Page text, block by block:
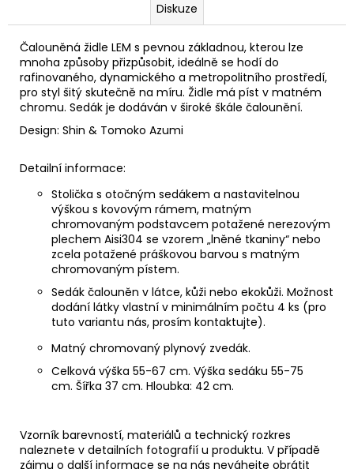
Diskuze
Čalouněná židle LEM s pevnou základnou, kterou lze
mnoha způsoby přizpůsobit, ideálně se hodí do
rafinovaného, dynamického a metropolitního prostředí,
pro styl šitý skutečně na míru. Židle má píst v matném
chromu. Sedák je dodáván v široké škále čalounění.
Design: Shin & Tomoko Azumi
Detailní informace:
Stolička s otočným sedákem a nastavitelnou
výškou s kovovým rámem, matným
chromovaným podstavcem potažené nerezovým
plechem Aisi304 se vzorem „lněné tkaniny“ nebo
zcela potažené práškovou barvou s matným
chromovaným pístem.
Sedák čalouněn v látce, kůži nebo ekokůži. Možnost
dodání látky vlastní v minimálním počtu 4 ks (pro
tuto variantu nás, prosím kontaktujte).
Matný chromovaný plynový zvedák.
Celková výška 55-67 cm. Výška sedáku 55-75
cm. Šířka 37 cm. Hloubka: 42 cm.
Vzorník barevností, materiálů a technický rozkres
naleznete v detailních fotografií u produktu. V případě
zájmu o další informace se na nás neváhejte obrátit